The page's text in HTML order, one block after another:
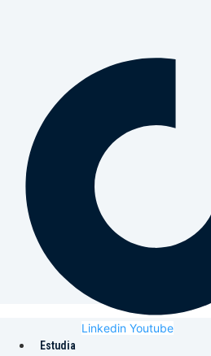
Linkedin Youtube
Estudia